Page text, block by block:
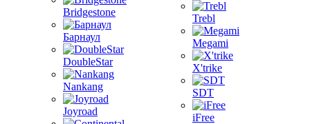
Bridgestone
Барнаул
DoubleStar
Nankang
Joyroad
Trebl
Megami
X'trike
SDT
iFree